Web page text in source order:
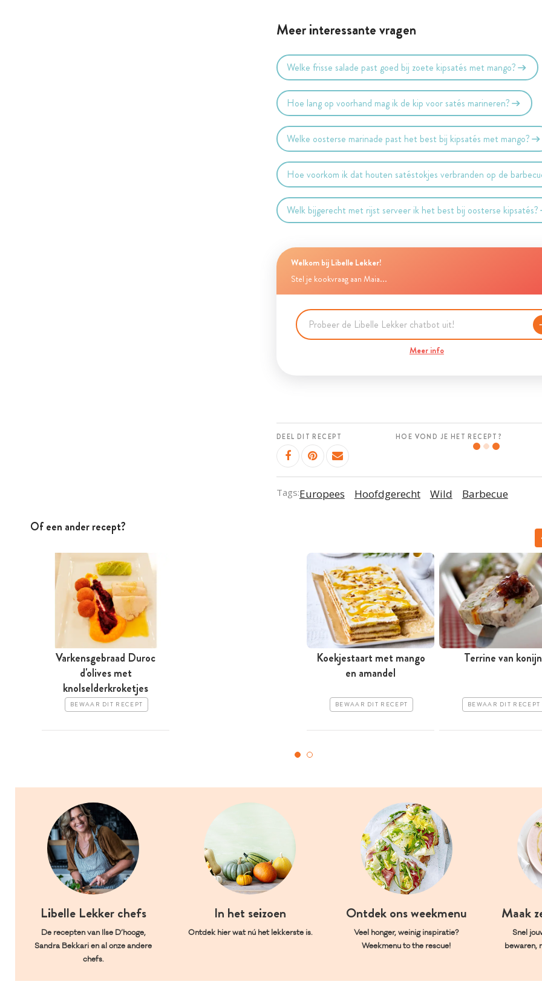
Meer interessante vragen
Welke frisse salade past goed bij zoete kipsatés met mango?
Hoe lang op voorhand mag ik de kip voor satés marineren?
Welke oosterse marinade past het best bij kipsatés met mango?
Hoe voorkom ik dat houten satéstokjes verbranden op de
Welk bijgerecht met rijst serveer ik het best bij oosterse kipsatés?
Welkom bij Libelle Lekker!
Stel je kookvraag aan Maia...
Meer info
DEEL DIT RECEPT HOE VOND JE HET RECEPT?
Tags:Europees Hoofdgerecht Wild Barbecue
Of een ander recept?
Varkensgebraad Duroc
d'olives met
knolselderkroketjes
BEWAAR DIT RECEPT
Koekjestaart met mango
en amandel
BEWAAR DIT RECEPT
Terrine van konijn
BEWAAR DIT RECEPT
Libelle Lekker chefs
De recepten van Ilse D’hooge,
Sandra Bekkari en al onze andere
chefs.
In het seizoen
Ontdek hier wat nú het lekkerste is.
Ontdek ons weekmenu
Veel honger, weinig inspiratie?
Weekmenu to the rescue!
Maak
Snel
bewaren,